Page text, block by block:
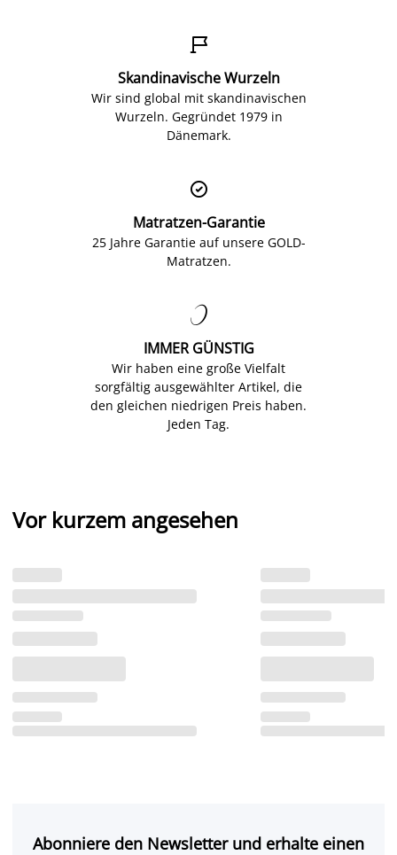

Skandinavische Wurzeln
Wir sind global mit skandinavischen
Wurzeln. Gegründet 1979 in
Dänemark.

Matratzen-Garantie
25 Jahre Garantie auf unsere GOLD-
Matratzen.

IMMER GÜNSTIG
Wir haben eine große Vielfalt
sorgfältig ausgewählter Artikel, die
den gleichen niedrigen Preis haben.
Jeden Tag.
Vor kurzem angesehen
Abonniere den Newsletter und erhalte einen